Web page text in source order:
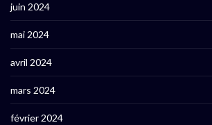
juin 2024
mai 2024
avril 2024
mars 2024
février 2024